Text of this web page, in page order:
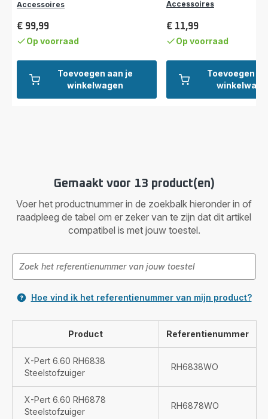
Toevoegen aan je
winkelwagen
Accessoires
Prijs
€ 99,99
Op voorraad
Toevoegen
Accessoires
Prijs
€ 11,99
Op voorraad
Gemaakt voor 13 product(en)
Voer het productnummer in de zoekbalk hieronder in of
raadpleeg de tabel om er zeker van te zijn dat dit artikel
compatibel is met jouw toestel.
Hoe vind ik het referentienummer van mijn product?
Product Referentienummer
X-Pert 6.60 RH6838
Steelstofzuiger
RH6838WO
X-Pert 6.60 RH6878
Steelstofzuiger
RH6878WO